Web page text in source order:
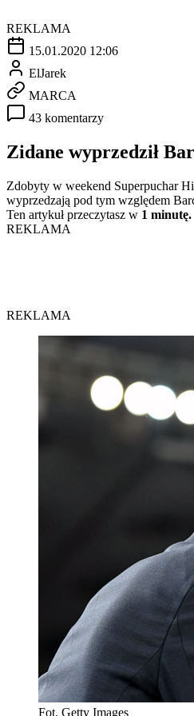
REKLAMA
15.01.2020 12:06
ElJarek
MARCA
43 komentarzy
Zidane wyprzedził
Zdobyty w weekend Superpuchar
wyprzedzają pod tym względem
Ten artykuł przeczytasz w 1 minutę.
REKLAMA
REKLAMA
Fot. Getty Images